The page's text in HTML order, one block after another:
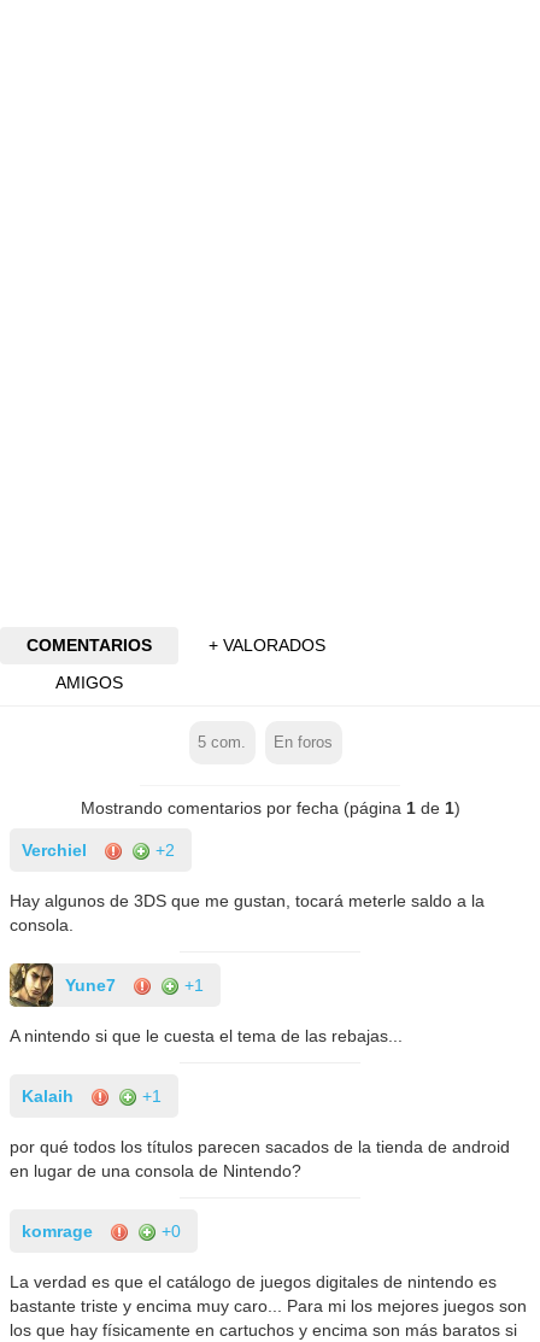
COMENTARIOS
+ VALORADOS
AMIGOS
5 com. En foros
Mostrando comentarios por fecha (página 1de 1)
Verchiel +2
Hay algunos de 3DS que me gustan, tocará meterle saldo a la
consola.
Yune7 +1
A nintendo si que le cuesta el tema de las rebajas...
Kalaih +1
por qué todos los títulos parecen sacados de la tienda de android
en lugar de una consola de Nintendo?
komrage +0
La verdad es que el catálogo de juegos digitales de nintendo es
bastante triste y encima muy caro... Para mi los mejores juegos son
los que hay físicamente en cartuchos y encima son más baratos si